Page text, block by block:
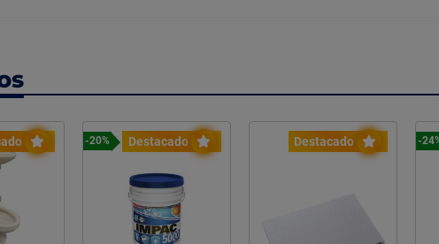
Destacado Destacado -